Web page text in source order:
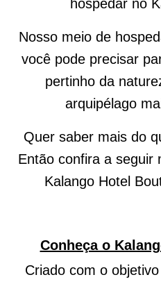
hospedar no
Nosso meio de
você pode precisar
pertinho da
arquipélago
Quer saber mais do
Então confira a seguir
Kalango Hotel
Conheça o
Criado com o